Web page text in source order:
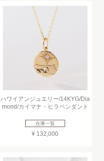
ハワイアンジュエリー/14KYG/Dia
mond/カイマナ・ヒラペンダント
在庫一覧
¥ 132,000